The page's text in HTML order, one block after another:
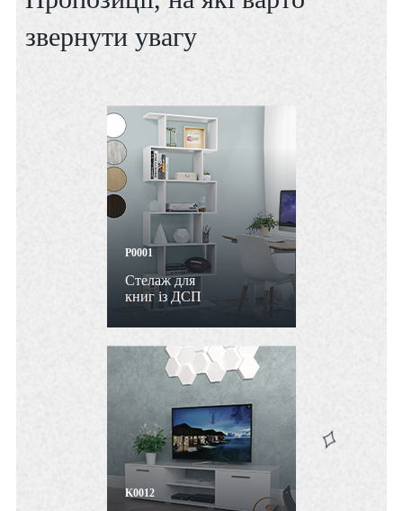
звернути увагу
P0001
Стелаж для
книг із ДСП
K0012